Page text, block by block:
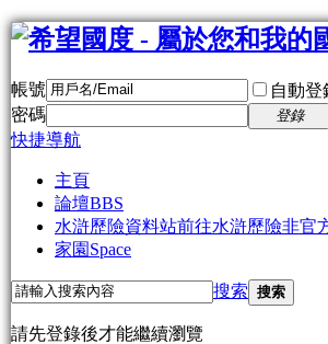
帳號 自動登
密碼
登錄
快捷導航
主頁
論壇BBS
水滸歷險資料站前往水滸歷險非官
家園 Space
搜索 搜索
請先登錄後才能繼續瀏覽